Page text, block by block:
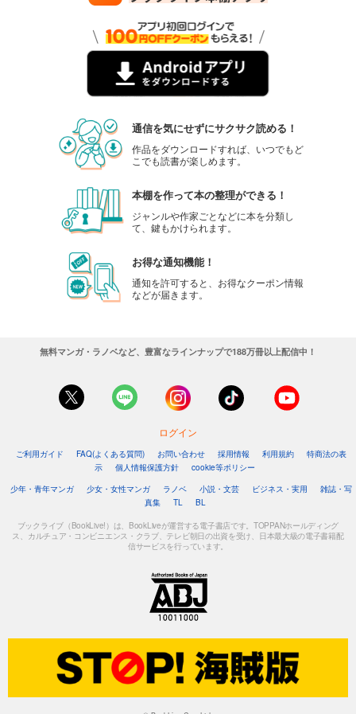
通信を気にせずにサクサク読める！
作品をダウンロードすれば、いつでもど
こでも読書が楽しめます。
本棚を作って本の整理ができる！
ジャンルや作家ごとなどに本を分類し
て、鍵もかけられます。
お得な通知機能！
通知を許可すると、お得なクーポン情報
などが届きます。
無料マンガ・ラノベなど、豊富なラインナップで188万冊以上配信中！
ログイン
ご利用ガイド FAQ(よくある質問) お問い合わせ 採用情報 利用規約
特商法の表
示
個人情報保護方針
cookie等ポリシー
少年・青年マンガ
少女・女性マンガ ラノベ 小説・文芸 ビジネス・実用
雑誌・写
真集
TL BL
ブックライブ（BookLive!）は、BookLiveが運営する電子書店です。TOPPANホールディング
ス、カルチュア・コンビニエンス・クラブ、テレビ朝日の出資を受け、日本最大級の電子書籍配
信サービスを行っています。